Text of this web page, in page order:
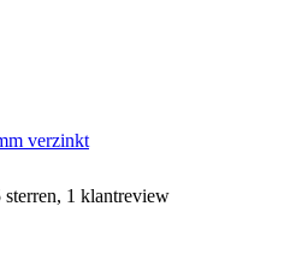
verzinkt
1 klantreview